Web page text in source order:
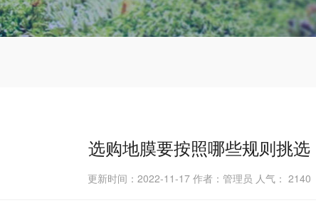
选购地膜要按照哪些规则挑选
更新时间：2022-11-17 作者：管理员 人气： 2140